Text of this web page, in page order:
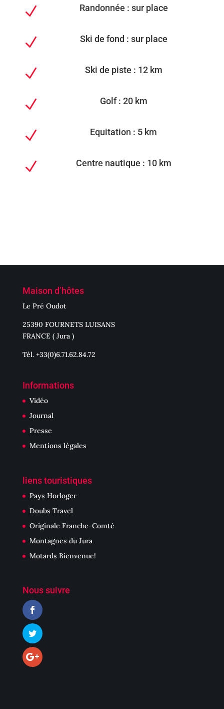
N Randonnée : sur place
N Ski de fond : sur place
N Ski de piste : 12 km
N Golf : 20 km
N Equitation : 5 km
N Centre nautique : 10 km
Maison d’hôtes
Le Pré Oudot
25390 FOURNETS LUISANS
FRANCE ( Jura )
Tél. +33(0)6.71.62.84.72
Informations
Vidéo
Journal
Presse
Mentions légales
liens touristiques
Pays Horloger
Doubs Travel
Originale Franche-Comté
Montagnes du Jura
Motards Bienvenue!
Nous suivre